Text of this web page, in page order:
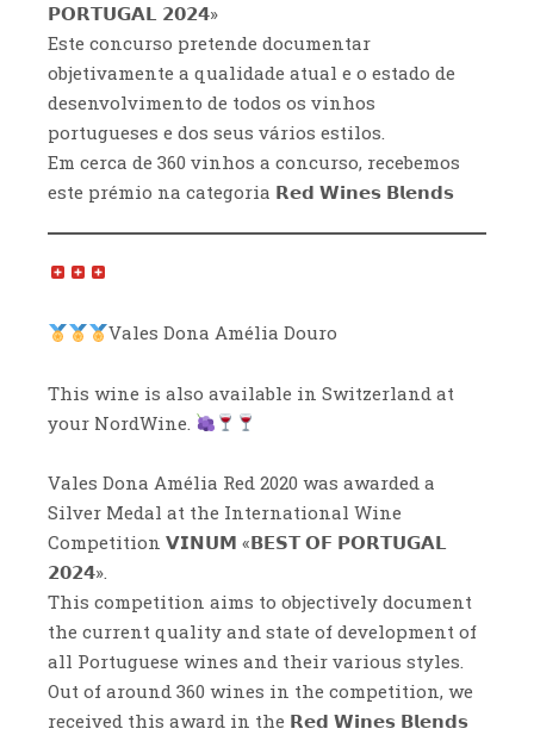
𝗣𝗢𝗥𝗧𝗨𝗚𝗔𝗟 𝟮𝟬𝟮𝟰»
Este concurso pretende documentar
objetivamente a qualidade atual e o estado de
desenvolvimento de todos os vinhos
portugueses e dos seus vários estilos.
Em cerca de 360 vinhos a concurso, recebemos
este prémio na categoria 𝗥𝗲𝗱 𝗪𝗶𝗻𝗲𝘀 𝗕𝗹𝗲𝗻𝗱𝘀
Vales Dona Amélia Douro
This wine is also available in Switzerland at
your NordWine.
Vales Dona Amélia Red 2020 was awarded a
Silver Medal at the International Wine
Competition 𝗩𝗜𝗡𝗨𝗠 «𝗕𝗘𝗦𝗧 𝗢𝗙 𝗣𝗢𝗥𝗧𝗨𝗚𝗔𝗟
𝟮𝟬𝟮𝟰».
This competition aims to objectively document
the current quality and state of development of
all Portuguese wines and their various styles.
Out of around 360 wines in the competition, we
received this award in the 𝗥𝗲𝗱 𝗪𝗶𝗻𝗲𝘀 𝗕𝗹𝗲𝗻𝗱𝘀